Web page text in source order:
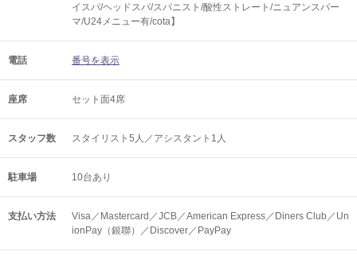
イスパ/ヘッドスパ/スパニスト/酸性ストレート/ニュアンスパー
マ/U24メニュー有/cota】
電話 番号を表示
座席 セット面4席
スタッフ数 スタイリスト5人／アシスタント1人
駐車場 10台あり
支払い方法
Visa／Mastercard／JCB／American Express／Diners Club／Un
ionPay（銀聯）／Discover／PayPay